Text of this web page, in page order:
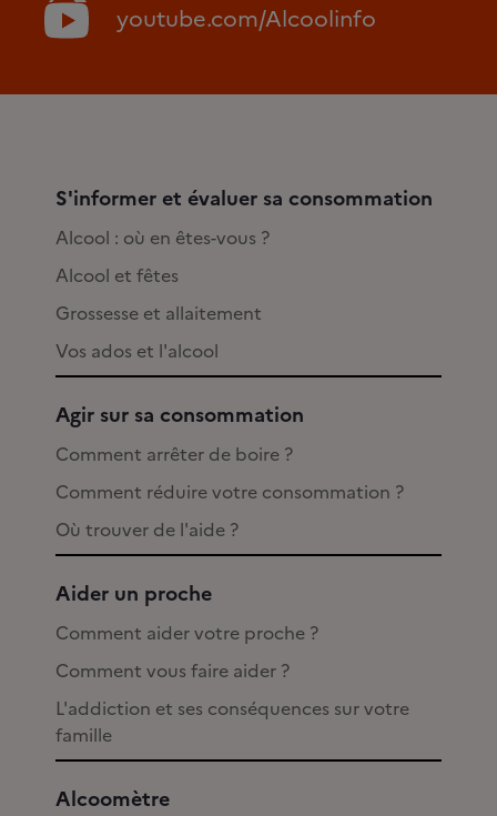
youtube.com/Alcoolinfo
S'informer et évaluer sa consommation
Alcool : où en êtes-vous ?
Alcool et fêtes
Grossesse et allaitement
Vos ados et l'alcool
Agir sur sa consommation
Comment arrêter de boire ?
Comment réduire votre consommation ?
Où trouver de l'aide ?
Aider un proche
Comment aider votre proche ?
Comment vous faire aider ?
L'addiction et ses conséquences sur votre
famille
Alcoomètre